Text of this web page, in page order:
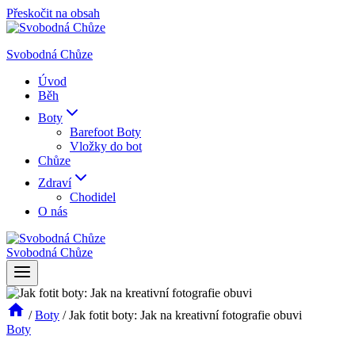
Přeskočit na obsah
Svobodná Chůze
Úvod
Běh
Boty
Barefoot Boty
Vložky do bot
Chůze
Zdraví
Chodidel
O nás
Svobodná Chůze
/ Boty / Jak fotit boty: Jak na kreativní fotografie obuvi
Boty